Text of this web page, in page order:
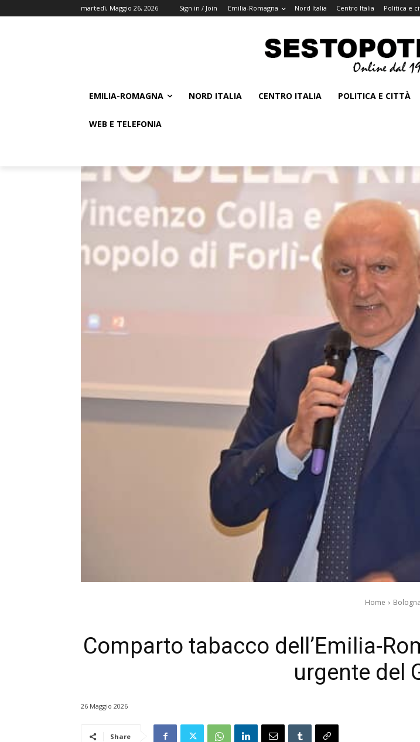
martedì, Maggio 26, 2026 Sign in / Join Emilia-Romagna Nord Italia Centro Italia Politica e
EMILIA-ROMAGNA NORD ITALIA CENTRO ITALIA POLITICA E CITTÀ
WEB E TELEFONIA
Home Bologna
Comparto tabacco dell’Emilia-
urgente del
26 Maggio 2026
Share